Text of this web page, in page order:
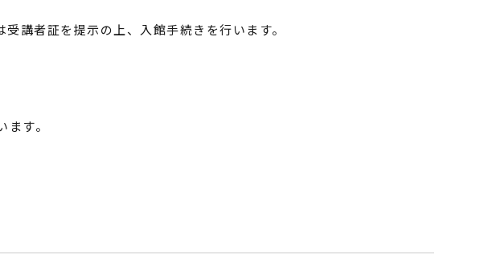
講者証を提示の上、入館手続きを行います。
す。